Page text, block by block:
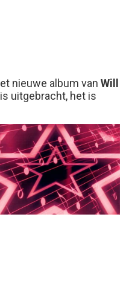
nieuwe album van Will
is uitgebracht, het is